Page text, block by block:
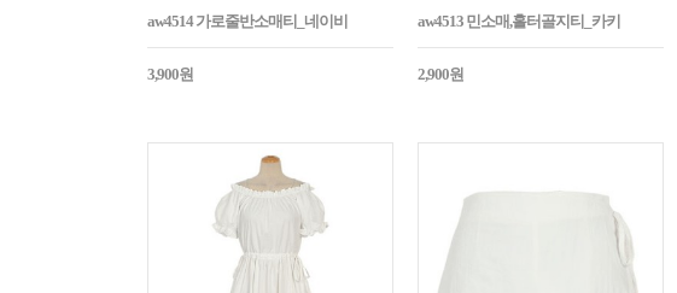
aw4514 가로줄반소매티_네이비
3,900원
aw4513 민소매,홀터골지티_카키
2,900원